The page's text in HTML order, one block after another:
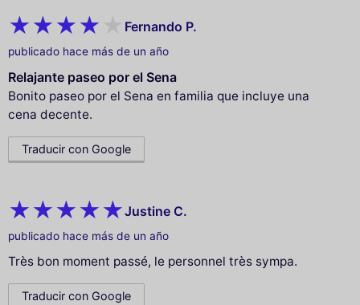
Fernando P.
publicado hace más de un año
Relajante paseo por el Sena
Bonito paseo por el Sena en familia que incluye una
cena decente.
Traducir con Google
Justine C.
publicado hace más de un año
Très bon moment passé, le personnel très sympa.
Traducir con Google